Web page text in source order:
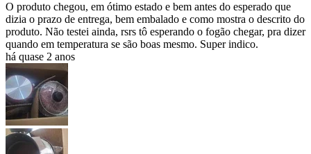
O produto chegou, em ótimo estado e bem antes do esperado que
dizia o prazo de entrega, bem embalado e como mostra o descrito do
produto. Não testei ainda, rsrs tô esperando o fogão chegar, pra dizer
quando em temperatura se são boas mesmo. Super indico.
há quase 2 anos